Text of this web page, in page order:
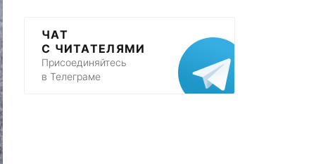
ЧАТ
С ЧИТАТЕЛЯМИ
Присоединяйтесь
в Телеграме